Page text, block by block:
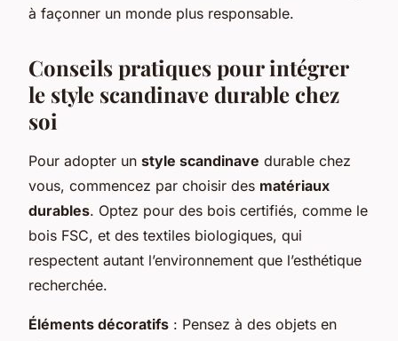
à façonner un monde plus responsable.
Conseils pratiques pour intégrer
le style scandinave durable chez
soi
Pour adopter un style scandinave durable chez
vous, commencez par choisir des matériaux
durables. Optez pour des bois certifiés, comme le
bois FSC, et des textiles biologiques, qui
respectent autant l’environnement que l’esthétique
recherchée.
Éléments décoratifs : Pensez à des objets en